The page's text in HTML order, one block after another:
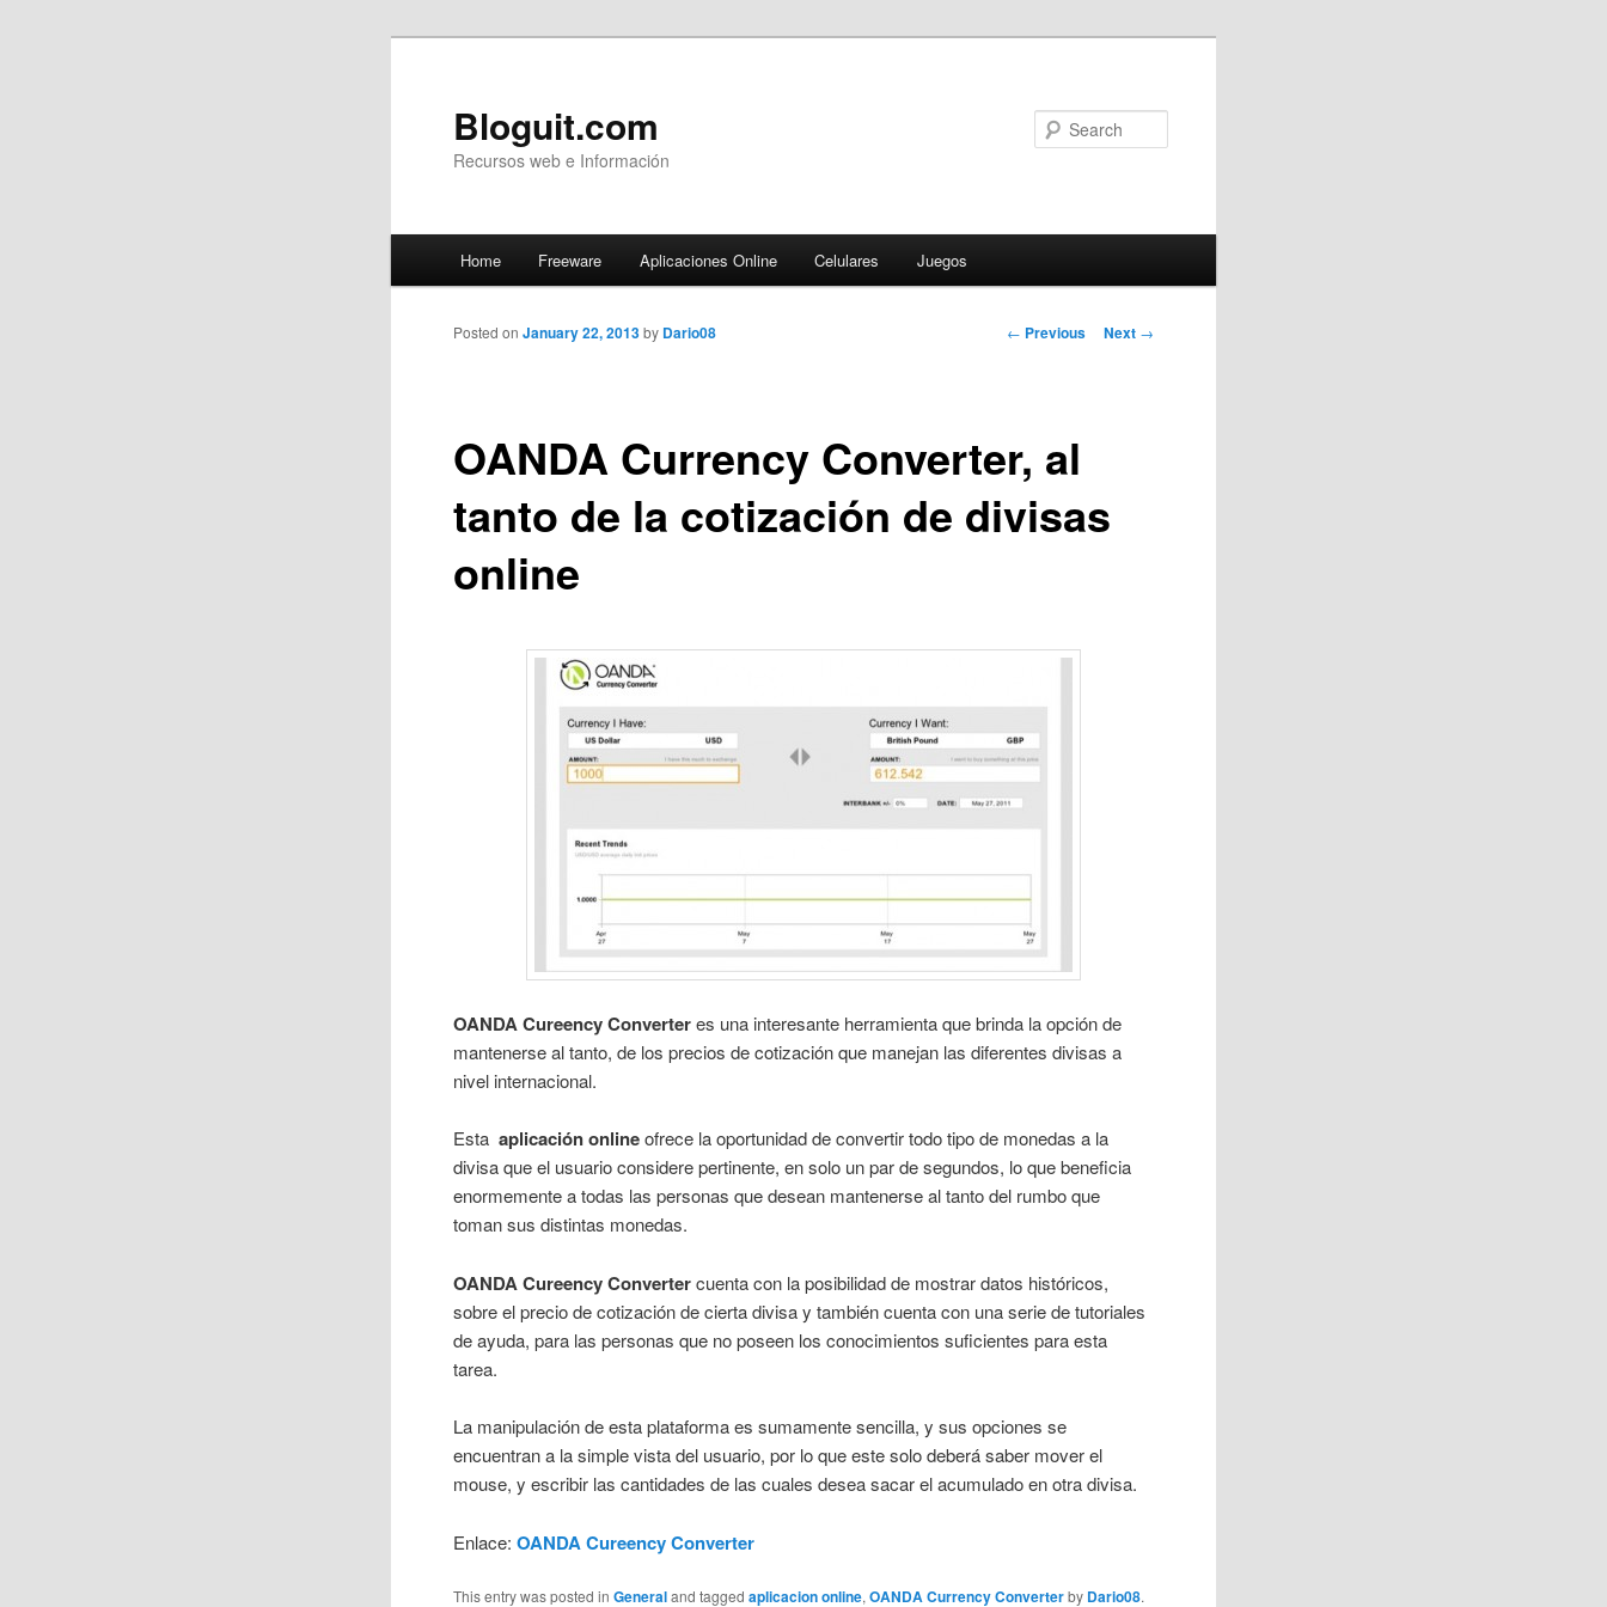
Bloguit.com
Recursos web e Información
Skip
to
content
Home Freeware Aplicaciones Online Celulares Juegos
Post
← Previous Next →
OANDA Currency Converter, al
tanto de la cotización de divisas
online
Posted onJanuary 22, 2013 by Dario08
OANDA Cureency Converteres una interesante herramienta que brinda la opción de
mantenerse al tanto, de los precios de cotización que manejan las diferentes divisas a
nivel internacional.
Estaaplicación onlineofrece la oportunidad de convertir todo tipo de monedas a la
divisa que el usuario considere pertinente, en solo un par de segundos, lo que beneficia
enormemente a todas las personas que desean mantenerse al tanto del rumbo que
toman sus distintas monedas.
OANDA Cureency Convertercuenta con la posibilidad de mostrar datos históricos,
sobre el precio de cotización de cierta divisa y también cuenta con una serie de tutoriales
de ayuda, para las personas que no poseen los conocimientos suficientes para esta
tarea.
La manipulación de esta plataforma es sumamente sencilla, y sus opciones se
encuentran a la simple vista del usuario, por lo que este solo deberá saber mover el
mouse, y escribir las cantidades de las cuales desea sacar el acumulado en otra divisa.
Enlace:OANDA Cureency Converter
This entry was posted inGeneraland taggedaplicacion online,OANDA Currency Converterby Dario08.